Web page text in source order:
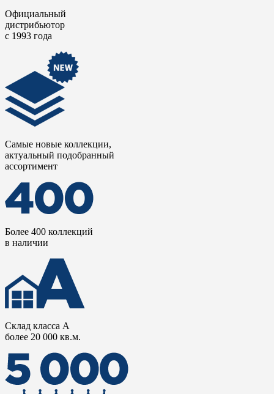
Официальный
дистрибьютор
с 1993 года
Самые новые коллекции,
актуальный подобранный
ассортимент
Более 400 коллекций
в наличии
Склад класса А
более 20 000 кв.м.